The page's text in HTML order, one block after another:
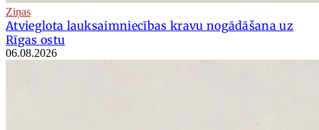
Ziņas
Atvieglota lauksaimniecības kravu nogādāšana uz
Rīgas ostu
06.08.2026